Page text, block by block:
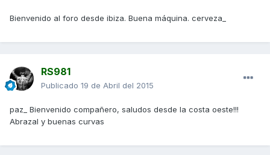
Bienvenido al foro desde ibiza. Buena máquina. cerveza_
RS981
Publicado 19 de Abril del 2015
paz_ Bienvenido compañero, saludos desde la costa oeste!!!
Abrazal y buenas curvas